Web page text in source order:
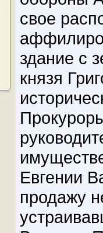
свое
здание с
князя
Евгении
продажу